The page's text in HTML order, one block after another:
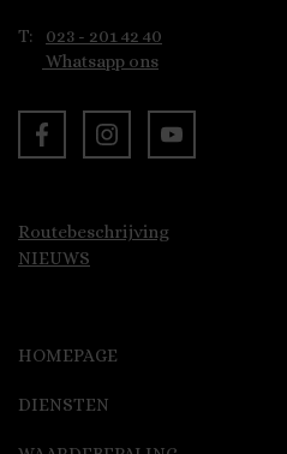
HOMEPAGE
DIENSTEN
T:
023 - 201 42 40
Whatsapp ons
Routebeschrijving
NIEUWS